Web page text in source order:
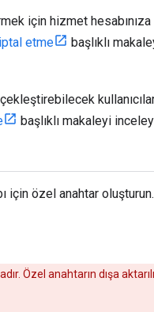
için hizmet hesabınıza
etme
başlıklı
başlıklı makaleyi
için özel anahtar oluşturun.
Özel anahtarın dışa